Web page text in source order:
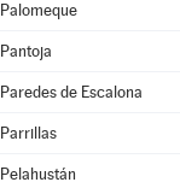
Palomeque
Pantoja
Paredes de Escalona
Parrillas
Pelahustán